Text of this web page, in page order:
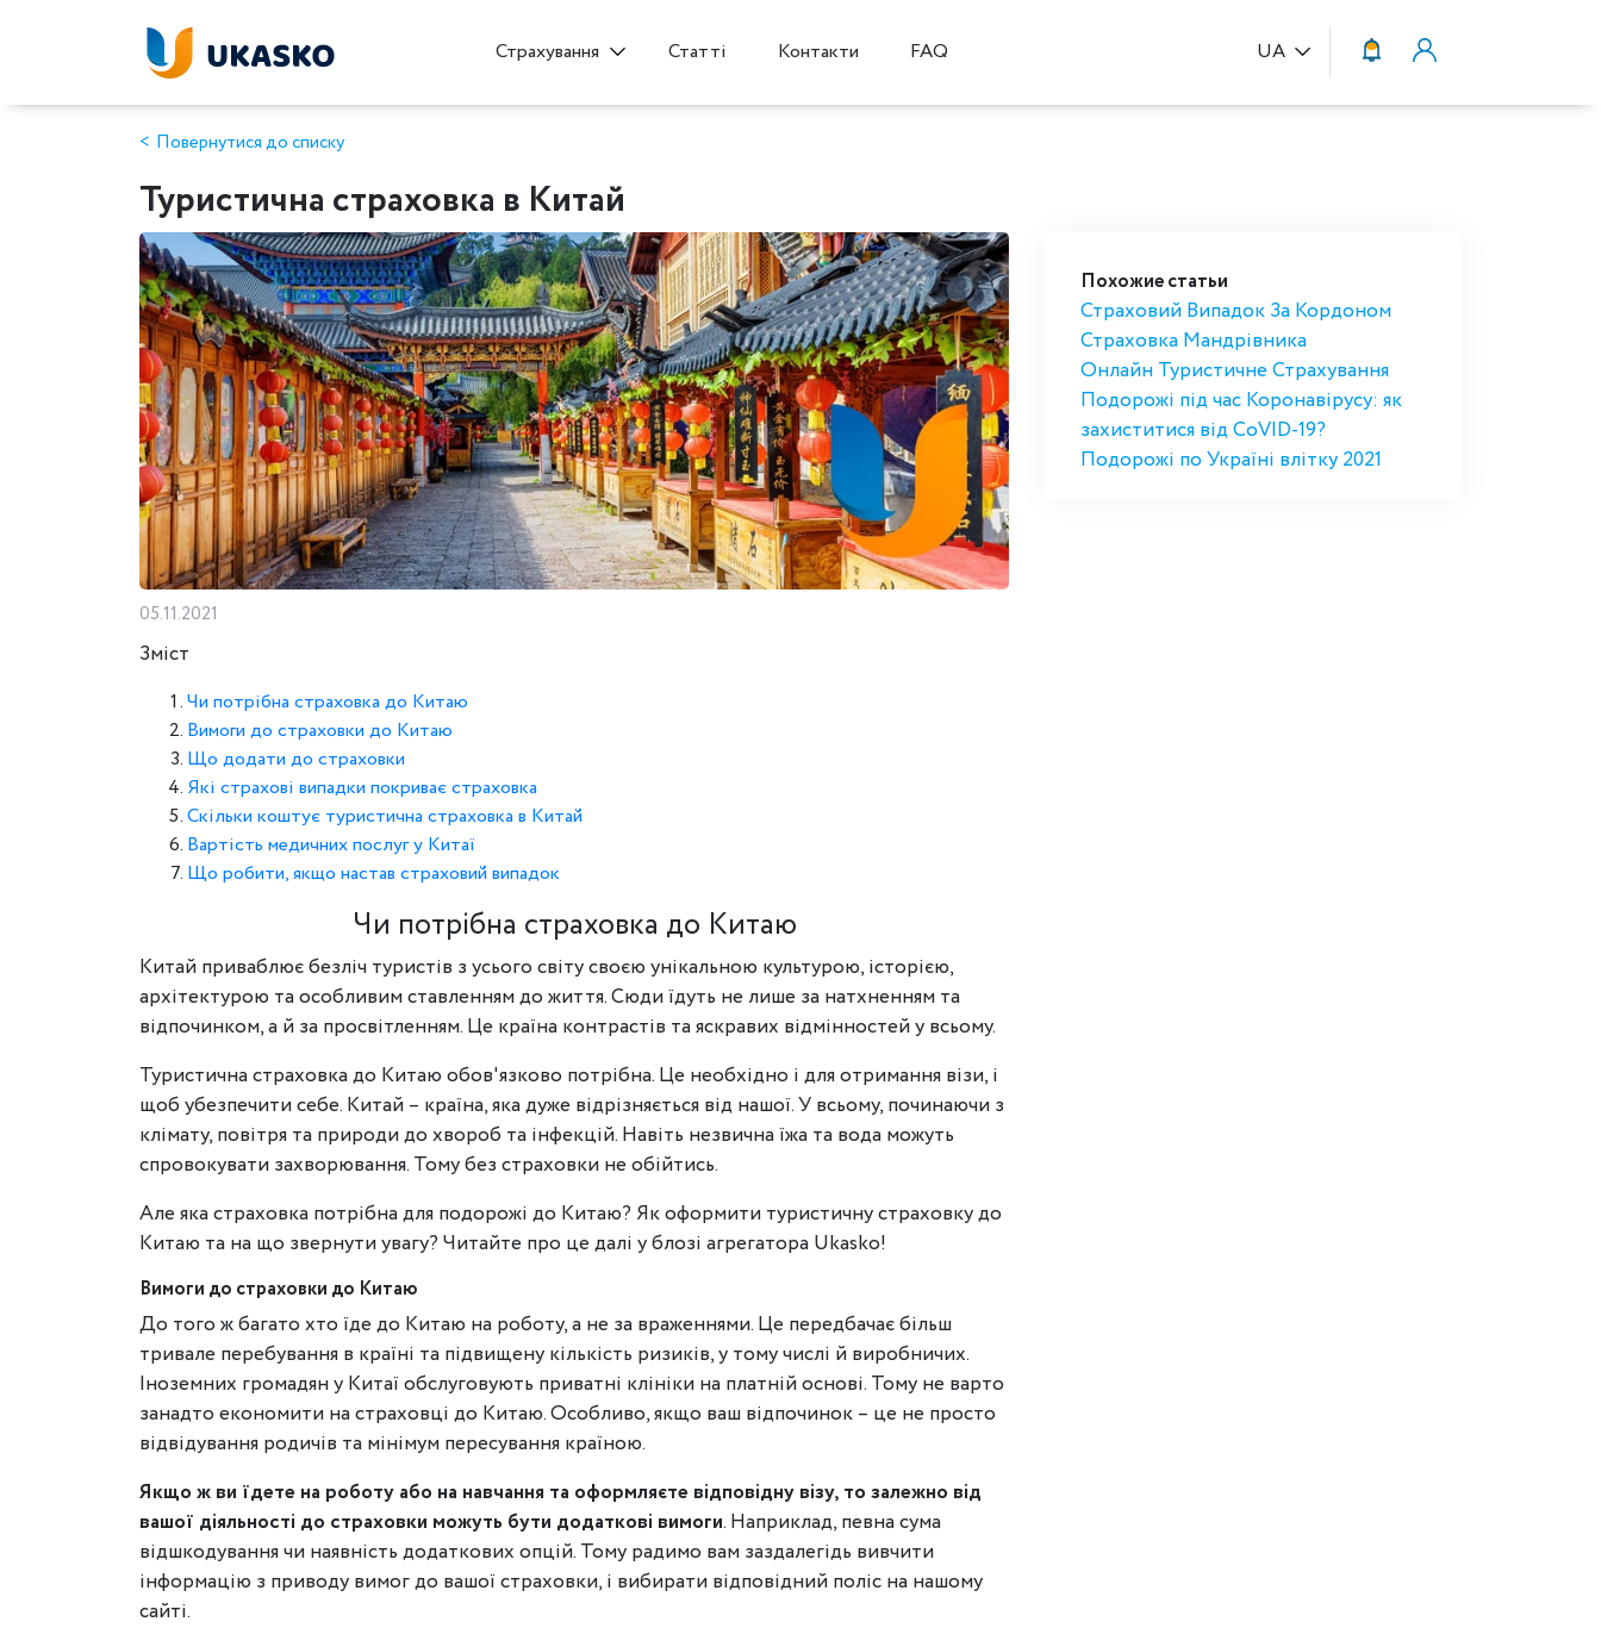
Страхування Статті Контакти FAQ UA
Повернутися до списку
Туристична страховка в Китай
Похожие статьи
Страховий Випадок За Кордоном
Страховка Мандрівника
Онлайн Туристичне Страхування
Подорожі під час Коронавірусу: як
захиститися від CoVID-19?
Подорожі по Україні влітку 2021
05.11.2021
Зміст
Чи потрібна страховка до Китаю
Вимоги до страховки до Китаю
Що додати до страховки
Які страхові випадки покриває страховка
Скільки коштує туристична страховка в Китай
Вартість медичних послуг у Китаї
Що робити, якщо настав страховий випадок
Чи потрібна страховка до Китаю
Китай приваблює безліч туристів з усього світу своєю унікальною культурою, історією,
архітектурою та особливим ставленням до життя. Сюди їдуть не лише за натхненням та
відпочинком, а й за просвітленням. Це країна контрастів та яскравих відмінностей у всьому.
Туристична страховка до Китаю обов'язково потрібна. Це необхідно і для отримання візи, і
щоб убезпечити себе. Китай – країна, яка дуже відрізняється від нашої. У всьому, починаючи з
клімату, повітря та природи до хвороб та інфекцій. Навіть незвична їжа та вода можуть
спровокувати захворювання. Тому без страховки не обійтись.
Але яка страховка потрібна для подорожі до Китаю? Як оформити туристичну страховку до
Китаю та на що звернути увагу? Читайте про це далі у блозі агрегатора Ukasko!
Вимоги до страховки до Китаю
До того ж багато хто їде до Китаю на роботу, а не за враженнями. Це передбачає більш
тривале перебування в країні та підвищену кількість ризиків, у тому числі й виробничих.
Іноземних громадян у Китаї обслуговують приватні клініки на платній основі. Тому не варто
занадто економити на страховці до Китаю. Особливо, якщо ваш відпочинок – це не просто
відвідування родичів та мінімум пересування країною.
Якщо ж ви їдете на роботу або на навчання та оформляєте відповідну візу, то залежно від
вашої діяльності до страховки можуть бути додаткові вимоги. Наприклад, певна сума
відшкодування чи наявність додаткових опцій. Тому радимо вам заздалегідь вивчити
інформацію з приводу вимог до вашої страховки, і вибирати відповідний поліс на нашому
сайті.